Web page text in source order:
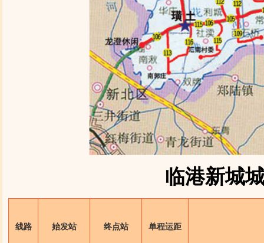
临港新城
线路 始发站 终点站 单程运距